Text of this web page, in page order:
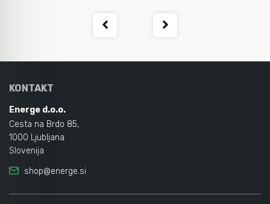
KONTAKT
Energe d.o.o.
Cesta na Brdo 85,
1000 Ljubljana
Slovenija
shop@energe.si